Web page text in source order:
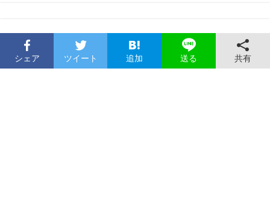
シェア ツイート 追加 送る 共有